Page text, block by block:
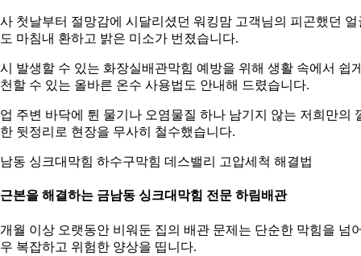
첫날부터 절망감에 시달리셨던 워킹맘 고객님의 피곤했던 얼
마침내 환하고 밝은 미소가 번졌습니다.
발생할 수 있는 화장실배관막힘 예방을 위해 생활 속에서 쉽
할 수 있는 올바른 온수 사용법도 안내해 드렸습니다.
주변 바닥에 튄 물기나 오염물질 하나 남기지 않는 저희만의
뒷정리로 현장을 무사히 철수했습니다.
동 싱크대막힘 하수구막힘 데스밸리 고압세척 해결법
본을 해결하는 금남동 싱크대막힘 전문 하림배관
월 이상 오랫동안 비워둔 집의 배관 문제는 단순한 막힘을 넘
복잡하고 위험한 양상을 띱니다.